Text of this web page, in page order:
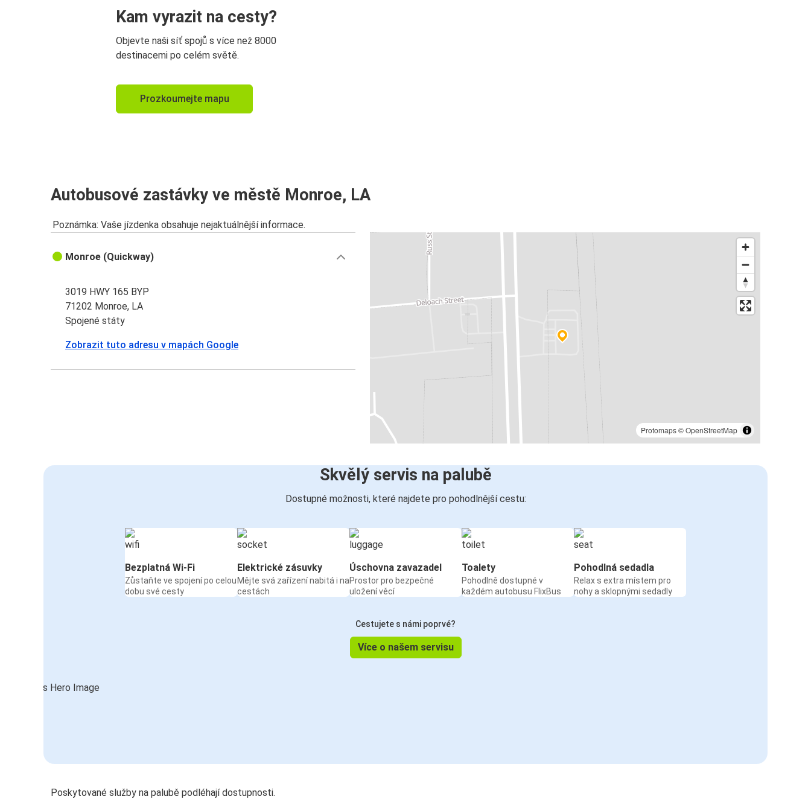
Kam vyrazit na cesty?
Objevte naši síť spojů s více než 8000
destinacemi po celém světě.
Prozkoumejte mapu
Autobusové zastávky ve městě Monroe, LA
Poznámka: Vaše jízdenka obsahuje nejaktuálnější informace.
Protomaps©OpenStreetMap
Monroe (Quickway)
3019 HWY 165 BYP
71202 Monroe, LA
Spojené státy
Zobrazit tuto adresu v mapách Google
Skvělý servis na palubě
Dostupné možnosti, které najdete pro pohodlnější cestu:
Bezplatná Wi-Fi
Zůstaňte ve spojení po celou
dobu své cesty
Elektrické zásuvky
Mějte svá zařízení nabitá i na
cestách
Úschovna zavazadel
Prostor pro bezpečné
uložení věcí
Toalety
Pohodlně dostupné v
každém autobusu FlixBus
Pohodlná sedadla
Relax s extra místem pro
nohy a sklopnými sedadly
Cestujete s námi poprvé?
Více o našem servisu
Poskytované služby na palubě podléhají dostupnosti.